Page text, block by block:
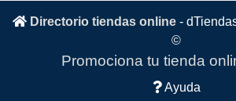
Directorio tiendas online -
©
Promociona tu tienda
Ayuda